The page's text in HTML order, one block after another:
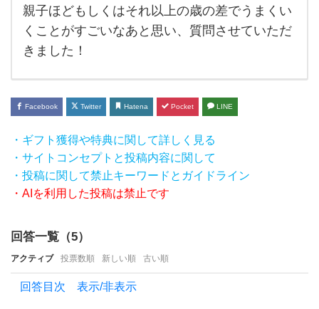
い
て
質
問
さ
て
く
だ
い‼︎
10
歳
親子ほどもしくはそれ以上の歳の差でうまくい
くことがすごいなあと思い、質問させていただ
きました！
Facebook Twitter Hatena Pocket LINE
・ギフト獲得や特典に関して詳しく見る
・サイトコンセプトと投稿内容に関して
・投稿に関して禁止キーワードとガイドライン
・AIを利用した投稿は禁止です
回答一覧（5）
アクティブ 投票数順 新しい順 古い順
回答目次 表示/非表示